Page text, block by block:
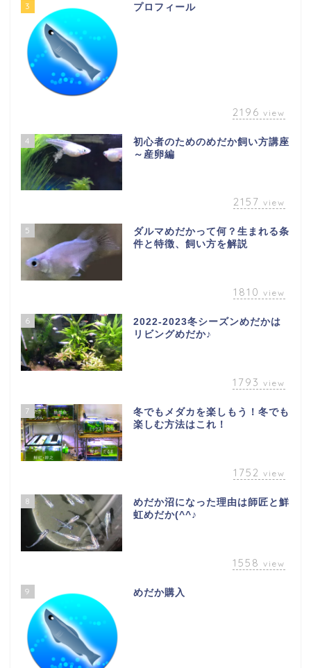
3 プロフィール
2196 view
4
初心者のためのめだか飼い方講座
～産卵編
2157 view
5
ダルマめだかって何？生まれる条
件と特徴、飼い方を解説
1810 view
6
2022-2023冬シーズンめだかは
リビングめだか♪
1793 view
7
冬でもメダカを楽しもう！冬でも
楽しむ方法はこれ！
1752 view
8
めだか沼になった理由は師匠と鮮
虹めだか(^^♪
1558 view
9 めだか購入